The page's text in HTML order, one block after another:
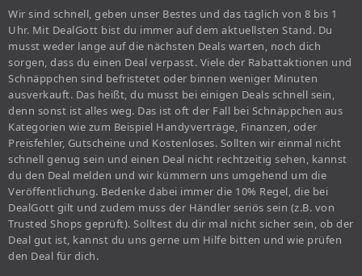
Wir sind schnell, geben unser Bestes und das täglich von 8 bis 1
Uhr. Mit DealGott bist du immer auf dem aktuellsten Stand. Du
musst weder lange auf die nächsten Deals warten, noch dich
sorgen, dass du einen Deal verpasst. Viele der Rabattaktionen und
Schnäppchen sind befristetet oder binnen weniger Minuten
ausverkauft. Das heißt, du musst bei einigen Deals schnell sein,
denn sonst ist alles weg. Das ist oft der Fall bei Schnäppchen aus
Kategorien wie zum Beispiel Handyverträge, Finanzen, oder
Preisfehler, Gutscheine und Kostenloses. Sollten wir einmal nicht
schnell genug sein und einen Deal nicht rechtzeitig sehen, kannst
du den Deal melden und wir kümmern uns umgehend um die
Veröffentlichung. Bedenke dabei immer die 10% Regel, die bei
DealGott gilt und zudem muss der Händler seriös sein (z.B. von
Trusted Shops geprüft). Solltest du dir mal nicht sicher sein, ob der
Deal gut ist, kannst du uns gerne um Hilfe bitten und wie prüfen
den Deal für dich.